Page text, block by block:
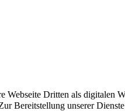
Dritten als digitalen
Bereitstellung unserer